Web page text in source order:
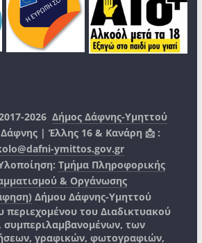
2026Δήμος Δάφνης-Υμηττού
| Έλλης 16 & Κανάρη 📩 :
ymittos.gov.gr
Τμήμα Πληροφορικής
& Οργάνωσης
Δήμου Δάφνης-Υμηττού
περιεχομένου του Διαδικτυακού
συμπεριλαμβανομένων, των
γραφικών, φωτογραφιών,